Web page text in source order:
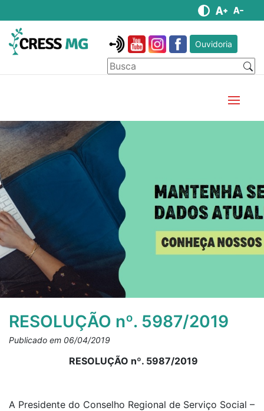
Ouvidoria
RESOLUÇÃO nº. 5987/2019
Publicado em 06/04/2019
RESOLUÇÃO nº. 5987/2019
A Presidente do Conselho Regional de Serviço Social –